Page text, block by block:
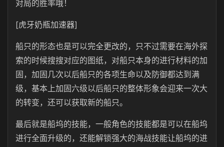
对局的胜率哦！
[虎牙奶瓶加速器]
船只的形态也是可以完全更改的，只不过需要在海外探
索的时候搜搜对应的图纸，对船只本身的进行材料的加
固，加固几次以后船只的各项生命以及防御都达到满
级，基本上加固六级以后船只的整体形象会迎来一次大
的转变，还可以获取新的船只。
最后就是船坞的技能，一般角色的技能都是可以在船坞
进行全面升级的，还能解锁强大的海战技能让船坞的进